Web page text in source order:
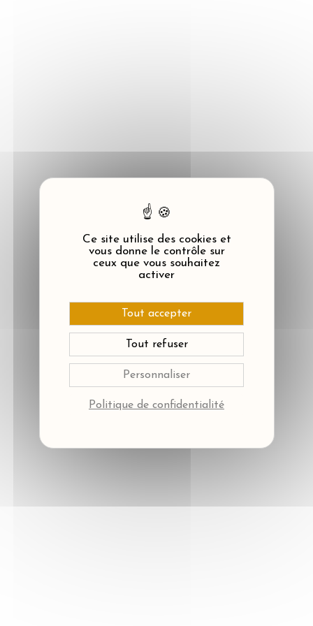
Ce site utilise des cookies et
vous donne le contrôle sur
ceux que vous souhaitez
activer
Tout accepter
Tout refuser
Personnaliser
Politique de confidentialité